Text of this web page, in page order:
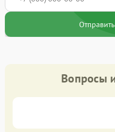
Вопросы